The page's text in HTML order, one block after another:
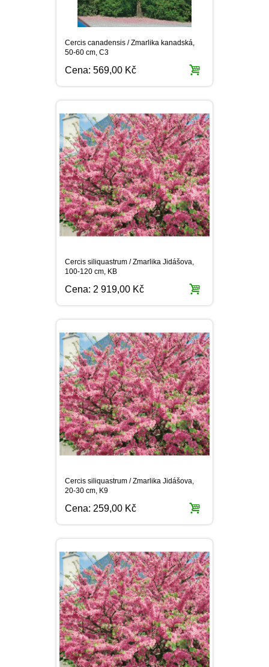
Cena: 569,00 Kč
Cercis siliquastrum / Zmarlika Jidášova,
100-120 cm, KB
Cena: 2 919,00 Kč
Cercis siliquastrum / Zmarlika Jidášova,
20-30 cm, K9
Cena: 259,00 Kč
Cercis siliquastrum / Zmarlika Jidášova,
40-50 cm, K9